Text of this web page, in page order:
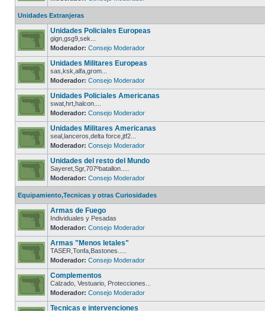
Unidades Extranjeras
Unidades Policiales Europeas
gign,gsg9,sek...
Moderador: Consejo Moderador
Unidades Militares Europeas
sas,ksk,alfa,grom...
Moderador: Consejo Moderador
Unidades Policiales Americanas
swat,hrt,halcon....
Moderador: Consejo Moderador
Unidades Militares Americanas
seal,lanceros,delta force,jtf2...
Moderador: Consejo Moderador
Unidades del resto del Mundo
Sayeret,Sgr,707ºbatallon.....
Moderador: Consejo Moderador
Equipamiento,Tecnicas y otras Curiosidades
Armas de Fuego
Individuales y Pesadas
Moderador: Consejo Moderador
Armas "Menos letales"
TASER,Tonfa,Bastones.....
Moderador: Consejo Moderador
Complementos
Calzado, Vestuario, Protecciones...
Moderador: Consejo Moderador
Tecnicas e intervenciones